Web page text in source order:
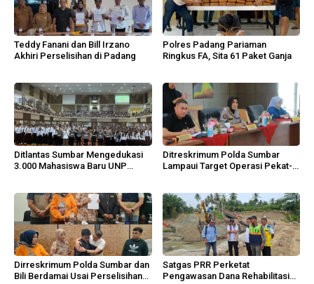
Teddy Fanani dan Bill Irzano
Akhiri Perselisihan di Padang
Polres Padang Pariaman
Ringkus FA, Sita 61 Paket Ganja
Ditlantas Sumbar Mengedukasi
3.000 Mahasiswa Baru UNP
Ditreskrimum Polda Sumbar
Lampaui Target Operasi Pekat-
Dirreskrimum Polda Sumbar dan
Bili Berdamai Usai Perselisihan
Satgas PRR Perketat
Pengawasan Dana Rehabilitasi